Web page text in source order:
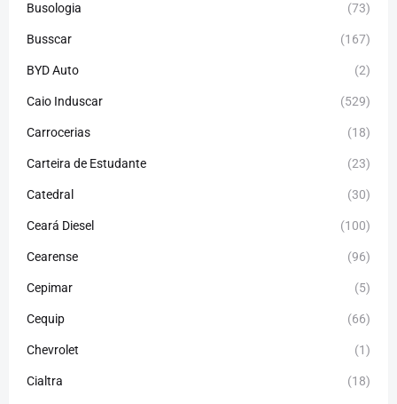
Busologia (73)
Busscar (167)
BYD Auto (2)
Caio Induscar (529)
Carrocerias (18)
Carteira de Estudante (23)
Catedral (30)
Ceará Diesel (100)
Cearense (96)
Cepimar (5)
Cequip (66)
Chevrolet (1)
Cialtra (18)